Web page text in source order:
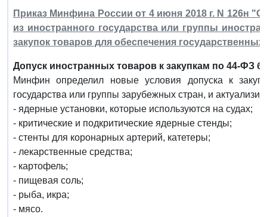
Приказ Минфина России от 4 июня 2018 г. N 126н
из иностранного государства или группы
закупок товаров для обеспечения
Допуск иностранных товаров к закупкам по 44-ФЗ
Минфин определил новые условия допуска к
государства или группы зарубежных стран, и
- ядерные установки, которые используются на судах;
- критические и подкритические ядерные стенды;
- стенты для коронарных артерий, катетеры;
- лекарственные средства;
- картофель;
- пищевая соль;
- рыба, икра;
- мясо.